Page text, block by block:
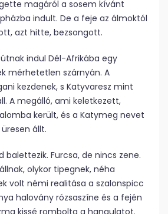
magáról a sosem kívánt
indult. De a feje az álmoktól
azt hitte, bezsongott.
indul Dél-Afrikába egy
mérhetetlen szárnyán. A
kezdenek, s Katyvaresz mint
A megálló, ami keletkezett,
került, és a Katymeg nevet
állt.
balettezik. Furcsa, de nincs zene.
olykor tipegnek, néha
volt némi realitása a szalonspicc
halovány rózsaszíne és a fején
kissé rombolta a hangulatot.